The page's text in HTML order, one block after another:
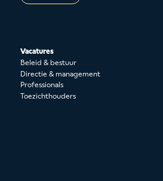
Vacatures
Beleid & bestuur
Directie & management
Professionals
Toezichthouders